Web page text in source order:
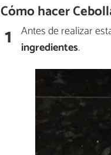
Cómo hacer
1 Antes de realizar
ingredientes.